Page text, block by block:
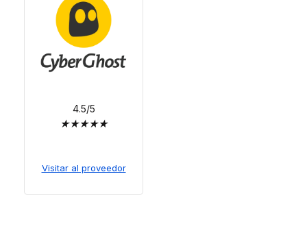
4.5/5
★★★★★
Visitar al proveedor